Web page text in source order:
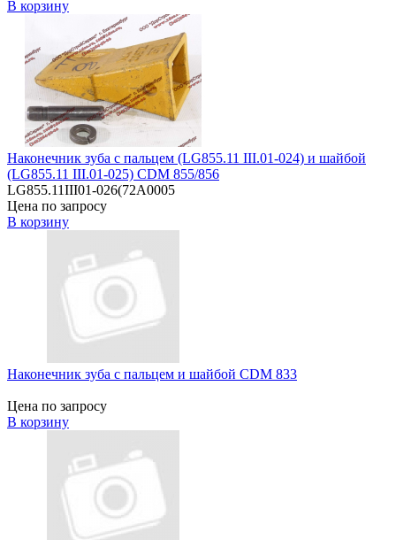
В корзину
Наконечник зуба с пальцем (LG855.11 III.01-024) и шайбой
(LG855.11 III.01-025) CDM 855/856
LG855.11III01-026(72A0005
Цена по запросу
В корзину
Наконечник зуба с пальцем и шайбой CDM 833
Цена по запросу
В корзину